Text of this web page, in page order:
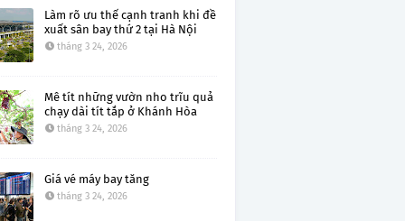
Làm rõ ưu thế cạnh tranh khi đề
xuất sân bay thứ 2 tại Hà Nội
tháng 3 24, 2026
Mê tít những vườn nho trĩu quả
chạy dài tít tắp ở Khánh Hòa
tháng 3 24, 2026
Giá vé máy bay tăng
tháng 3 24, 2026